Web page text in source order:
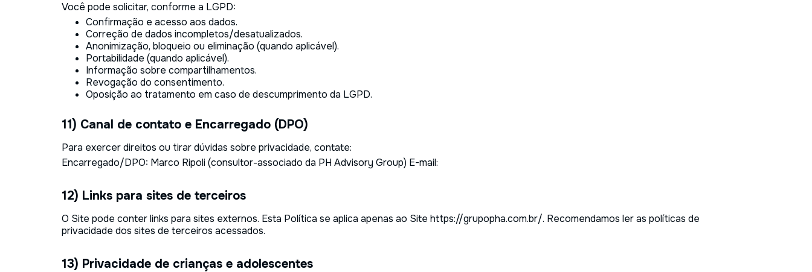
Você pode solicitar, conforme a LGPD:
Confirmação e acesso aos dados.
Correção de dados incompletos/desatualizados.
Anonimização, bloqueio ou eliminação (quando aplicável).
Portabilidade (quando aplicável).
Informação sobre compartilhamentos.
Revogação do consentimento.
Oposição ao tratamento em caso de descumprimento da LGPD.
11) Canal de contato e Encarregado (DPO)
Para exercer direitos ou tirar dúvidas sobre privacidade, contate:
Encarregado/DPO: Marco Ripoli (consultor-associado da PH Advisory Group) E-mail:
12) Links para sites de terceiros
O Site pode conter links para sites externos. Esta Política se aplica apenas ao Site https://grupopha.com.br/. Recomendamos ler as políticas de
privacidade dos sites de terceiros acessados.
13) Privacidade de crianças e adolescentes